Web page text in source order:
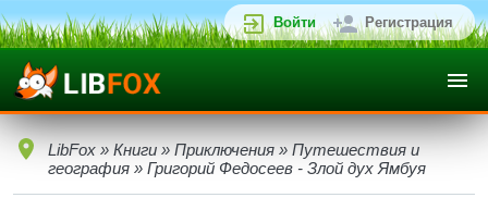
Войти Регистрация
LibFox » Книги » Приключения » Путешествия и
география » Григорий Федосеев - Злой дух Ямбуя